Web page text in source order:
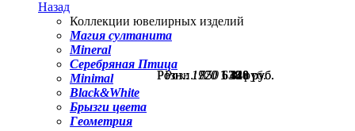
Розн.:1770 1 328руб.
Розн.:1920 1 440руб.
Розн.:850 638руб.
Назад
Коллекции ювелирных изделий
Магия султанита
Mineral
Серебряная Птица
Minimal
Black&White
Брызги цвета
Геометрия